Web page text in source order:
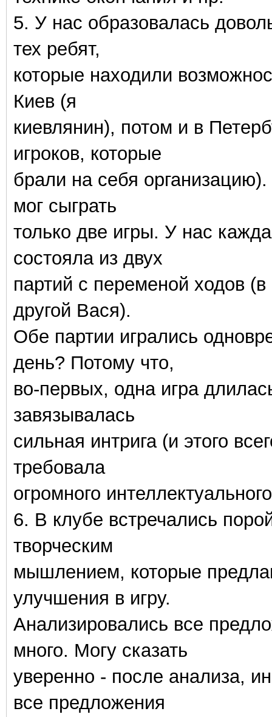
5. У нас образовалась
тех ребят,
которые находили
Киев (я
киевлянин), потом и в
игроков, которые
брали на себя
мог сыграть
только две игры. У нас
состояла из двух
партий с переменой ходов
другой Вася).
Обе партии игрались
день? Потому что,
во-первых, одна игра
завязывалась
сильная интрига (и этого
требовала
огромного
6. В клубе встречались
творческим
мышлением, которые
улучшения в игру.
Анализировались все
много. Могу сказать
уверенно - после анализа,
все предложения